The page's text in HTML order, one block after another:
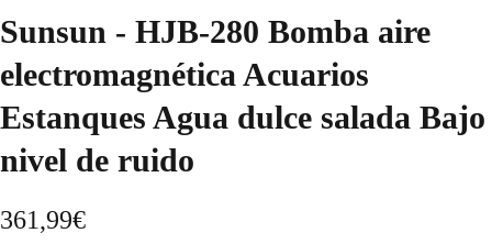
Sunsun - HJB-280 Bomba aire
electromagnética Acuarios
Estanques Agua dulce salada Bajo
nivel de ruido
361,99€